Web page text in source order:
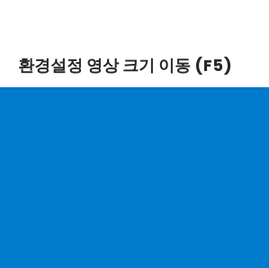
환경설정 영상 크기 이동 (F5)